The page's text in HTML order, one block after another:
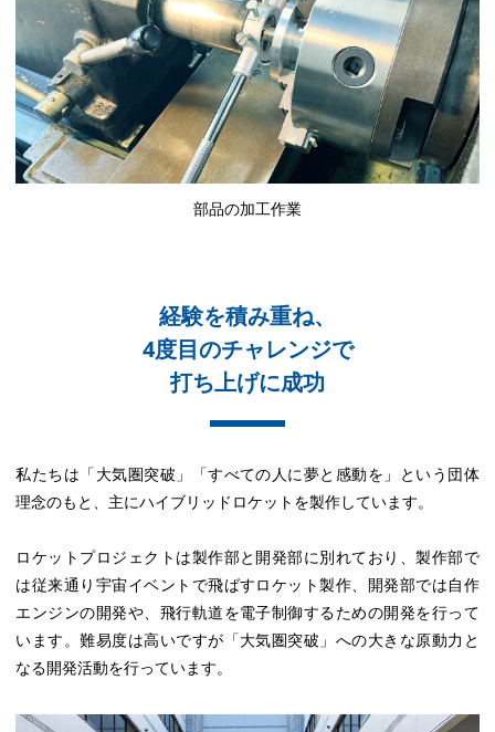
部品の加工作業
経験を積み重ね、
4度目のチャレンジで
打ち上げに成功
私たちは「大気圏突破」「すべての人に夢と感動を」という団体
理念のもと、主にハイブリッドロケットを製作しています。
ロケットプロジェクトは製作部と開発部に別れており、製作部で
は従来通り宇宙イベントで飛ばすロケット製作、開発部では自作
エンジンの開発や、飛行軌道を電子制御するための開発を行って
います。難易度は高いですが「大気圏突破」への大きな原動力と
なる開発活動を行っています。